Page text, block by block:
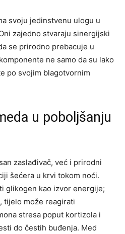
svoju jedinstvenu ulogu u
zajedno stvaraju sinergijski
se prirodno prebacuje u
ne samo da su lako
po svojim blagotvornim
u poboljšanju
zaslađivač, već i prirodni
šećera u krvi tokom noći.
glikogen kao izvor energije;
tijelo može reagirati
stresa poput kortizola i
do čestih buđenja. Med